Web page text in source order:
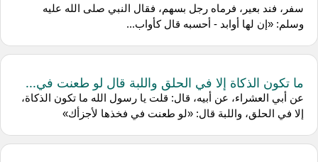
سفر، فند بعير، فرماه رجل بسهم، فقال النبي صلى الله عليه
وسلم: «إن لها أوابد - أحسبه قال كأواب...
ما تكون الذكاة إلا في الحلق واللبة قال لو طعنت في...
عن أبي العشراء، عن أبيه، قال: قلت يا رسول الله ما تكون الذكاة،
إلا في الحلق، واللبة قال: «لو طعنت في فخذها لأجزأك»